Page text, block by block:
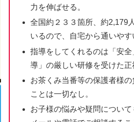
力を伸ばせる。
全国約２３３箇所、約2,179
いるので、自宅から通いやす
指導をしてくれるのは「安
導」の厳しい研修を受けた正
お茶くみ当番等の保護者様
ことは一切なし。
お子様の悩みや疑問につい